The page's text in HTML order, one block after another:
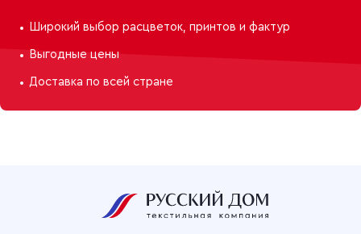
Широкий выбор расцветок, принтов и фактур
Выгодные цены
Доставка по всей стране